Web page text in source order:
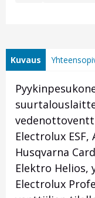
Kuvaus
Electrolux ESF,
Husqvarna
Elektro Helios,
Electrolux